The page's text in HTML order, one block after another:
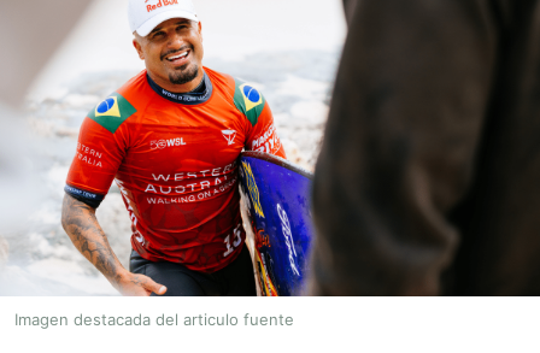
Imagen destacada del articulo fuente